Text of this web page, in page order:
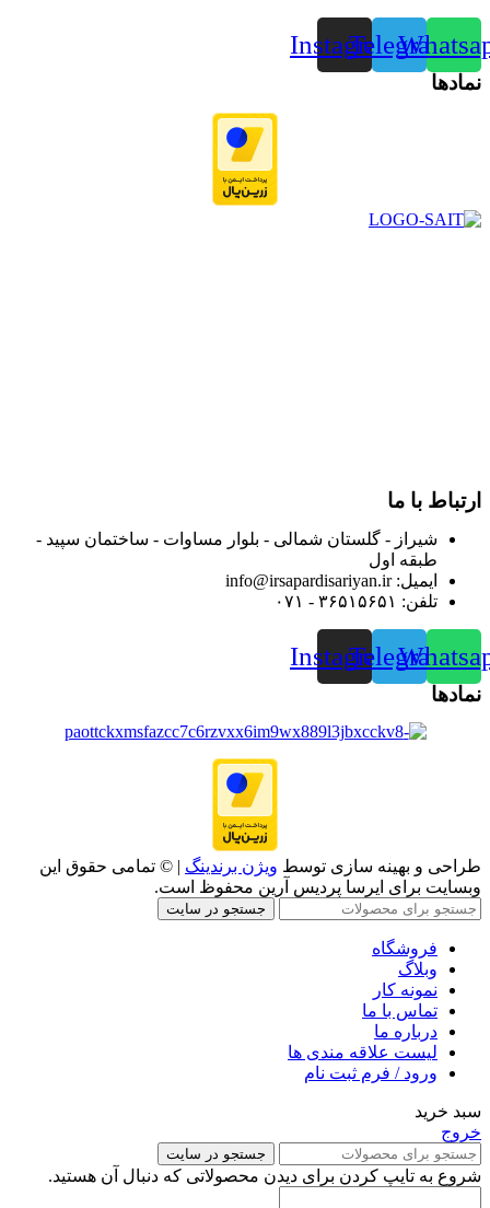
Telegram
Instagram
نمادها
ارتباط با ما
شیراز - گلستان شمالی - بلوار مساوات - ساختمان سپید -
طبقه اول
ایمیل: info@irsapardisariyan.ir
تلفن: ۳۶۵۱۵۶۵۱ - ۰۷۱
Telegram
Instagram
نمادها
طراحی و بهینه سازی توسط ویژن برندینگ | © تمامی حقوق این
وبسایت برای ایرسا پردیس آرین محفوظ است.
جستجو در سایت
فروشگاه
وبلاگ
نمونه کار
تماس با ما
درباره ما
لیست علاقه مندی ها
ورود / فرم ثبت نام
سبد خرید
خروج
جستجو در سایت
شروع به تایپ کردن برای دیدن محصولاتی که دنبال آن هستید.